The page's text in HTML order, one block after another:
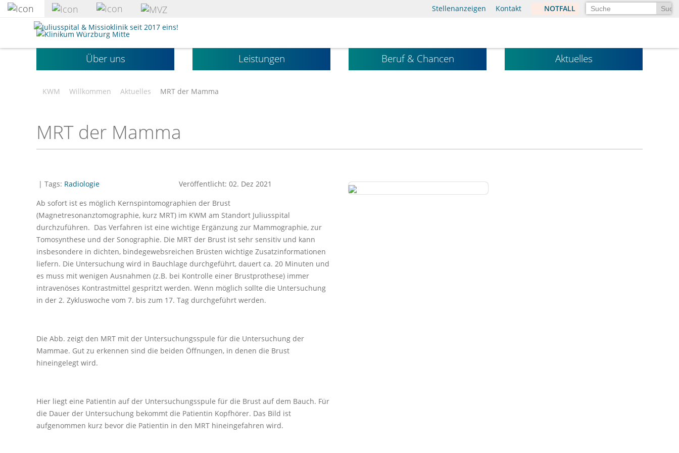
zum
Stellenanzeigen Kontakt NOTFALL Suchen
Klinikum
Würzburg
Mitte
gGmbHÜber uns Leistungen Beruf & Chancen Aktuelles
KWM Willkommen Aktuelles MRT der Mamma
MRT der Mamma
Veröffentlicht: 02. Dez 2021
| Tags: Radiologie
Ab sofort ist es möglich Kernspintomographien der Brust
(Magnetresonanztomographie, kurz MRT) im KWM am Standort Juliusspital
durchzuführen. Das Verfahren ist eine wichtige Ergänzung zur Mammographie, zur
Tomosynthese und der Sonographie. Die MRT der Brust ist sehr sensitiv und kann
insbesondere in dichten, bindegewebsreichen Brüsten wichtige Zusatzinformationen
liefern. Die Untersuchung wird in Bauchlage durchgeführt, dauert ca. 20 Minuten und
es muss mit wenigen Ausnahmen (z.B. bei Kontrolle einer Brustprothese) immer
intravenöses Kontrastmittel gespritzt werden. Wenn möglich sollte die Untersuchung
in der 2. Zykluswoche vom 7. bis zum 17. Tag durchgeführt werden.
Die Abb. zeigt den MRT mit der Untersuchungsspule für die Untersuchung der
Mammae. Gut zu erkennen sind die beiden Öffnungen, in denen die Brust
hineingelegt wird.
Hier liegt eine Patientin auf der Untersuchungsspule für die Brust auf dem Bauch. Für
die Dauer der Untersuchung bekommt die Patientin Kopfhörer. Das Bild ist
aufgenommen kurz bevor die Patientin in den MRT hineingefahren wird.